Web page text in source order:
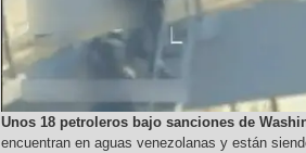
Unos 18 petroleros bajo sanciones de
encuentran en aguas venezolanas y están